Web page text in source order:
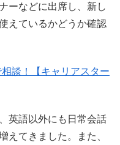
ーなどに出席し、新し
えているかどうか確認
談！【キャリアスター
英語以外にも日常会話
えてきました。また、